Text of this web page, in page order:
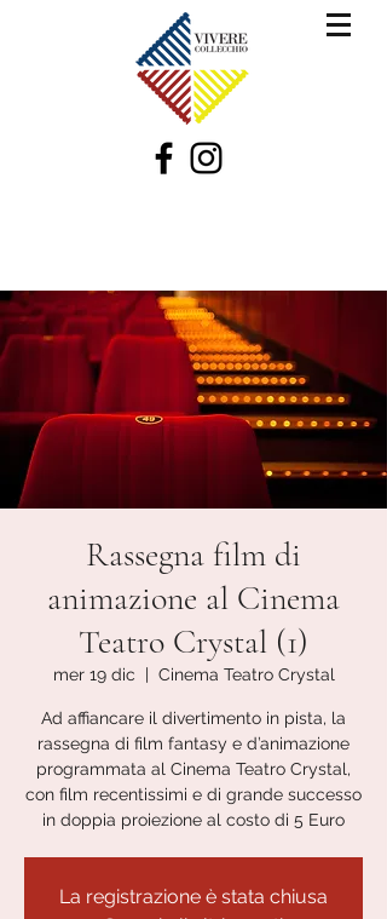
Rassegna film di
animazione al Cinema
Teatro Crystal (1)
mer 19 dic
  |
Cinema Teatro Crystal
Ad affiancare il divertimento in pista, la
rassegna di film fantasy e d’animazione
programmata al Cinema Teatro Crystal,
con film recentissimi e di grande successo
in doppia proiezione al costo di 5 Euro
La registrazione è stata chiusa